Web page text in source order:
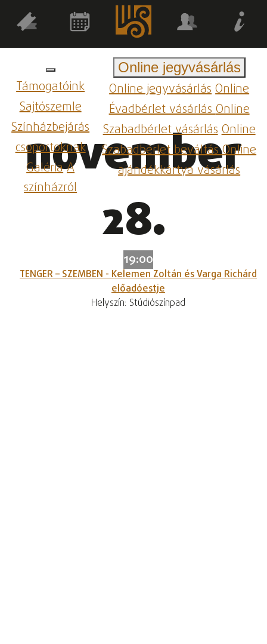
Támogatóink
Sajtószemle
Színházbejárás
csoportoknak
GalériaA
színházról
Online jegyvásárlás
Online jegyvásárlásOnline
Évadbérlet vásárlásOnline
Szabadbérlet vásárlásOnline
Szabadbérlet beváltásOnline
ajándékkártya vásárlás
november
28.
19:00
TENGER – SZEMBEN - Kelemen Zoltán és Varga Richárd
előadóestje
Helyszín: Stúdiószínpad